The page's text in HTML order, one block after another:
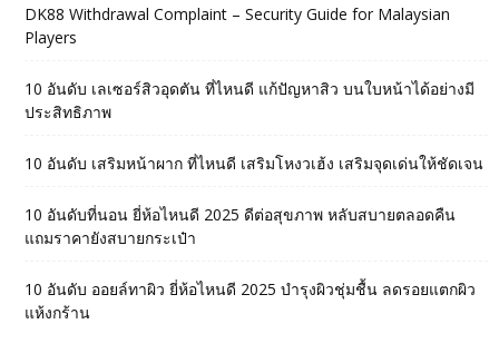
DK88 Withdrawal Complaint – Security Guide for Malaysian
Players
10 อันดับ เลเซอร์สิวอุดตัน ที่ไหนดี แก้ปัญหาสิว บนใบหน้าได้อย่างมี
ประสิทธิภาพ
10 อันดับ เสริมหน้าผาก ที่ไหนดี เสริมโหงวเฮ้ง เสริมจุดเด่นให้ชัดเจน
10 อันดับที่นอน ยี่ห้อไหนดี 2025 ดีต่อสุขภาพ หลับสบายตลอดคืน
แถมราคายังสบายกระเป๋า
10 อันดับ ออยล์ทาผิว ยี่ห้อไหนดี 2025 บำรุงผิวชุ่มชื้น ลดรอยแตกผิว
แห้งกร้าน